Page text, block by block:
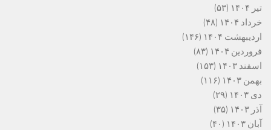
تیر ۱۴۰۴
(۵۳)
خرداد ۱۴۰۴
(۴۸)
اردیبهشت ۱۴۰۴
(۱۴۶)
فروردین ۱۴۰۴
(۸۳)
اسفند ۱۴۰۳
(۱۵۳)
بهمن ۱۴۰۳
(۱۱۶)
دی ۱۴۰۳
(۲۹)
آذر ۱۴۰۳
(۳۵)
آبان ۱۴۰۳
(۴۰)